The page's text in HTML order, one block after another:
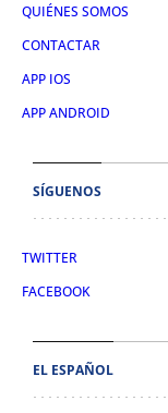
QUIÉNES SOMOS
CONTACTAR
APP IOS
APP ANDROID
SÍGUENOS
TWITTER
FACEBOOK
EL ESPAÑOL